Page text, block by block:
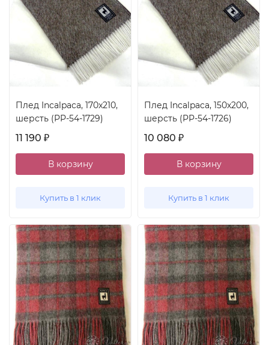
Плед Incalpaca, 170x210,
шерсть (PP-54-1729)
11 190 ₽
В корзину
Купить в 1 клик
Плед Incalpaca, 150x200,
шерсть (PP-54-1726)
10 080 ₽
В корзину
Купить в 1 клик